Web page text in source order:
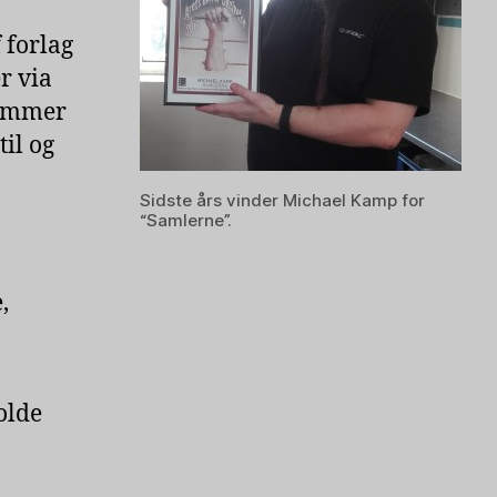
Sidste års vinder Michael Kamp for
“Samlerne”.
forlag
via
og